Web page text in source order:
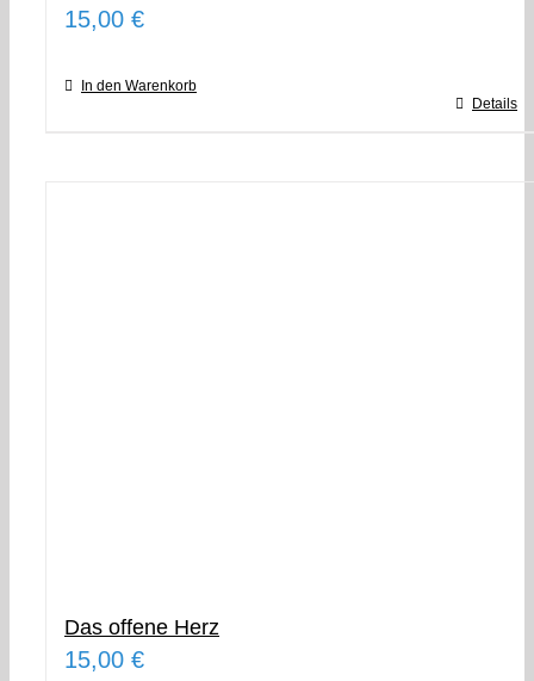
15,00 €
In den Warenkorb
Details
Das offene Herz
15,00 €